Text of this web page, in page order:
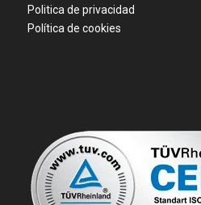
Politica de privacidad
Política de cookies